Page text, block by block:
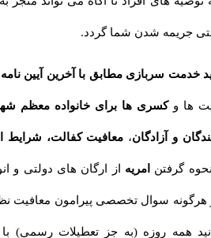
شدن شما گردد.
سربازی مطابق با آخرین آیین نامه ها
و کسری ها برای خانواده معظم شهدا،
و آزادگان،معافیت کفالت، شرایط اخذ
گرفتن امریهاز ارگان های دولتی و انواع
سوال تخصصی پیرامون معافیت نظام
روزه (به جز تعطیلات رسمی) با ما